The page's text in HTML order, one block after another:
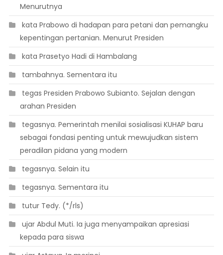
Menurutnya
 kata Prabowo di hadapan para petani dan pemangku
kepentingan pertanian. Menurut Presiden
 kata Prasetyo Hadi di Hambalang
 tambahnya. Sementara itu
 tegas Presiden Prabowo Subianto. Sejalan dengan
arahan Presiden
 tegasnya. Pemerintah menilai sosialisasi KUHAP baru
sebagai fondasi penting untuk mewujudkan sistem
peradilan pidana yang modern
 tegasnya. Selain itu
 tegasnya. Sementara itu
 tutur Tedy. (*/rls)
 ujar Abdul Muti. Ia juga menyampaikan apresiasi
kepada para siswa